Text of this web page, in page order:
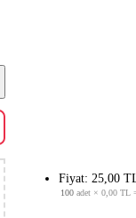
Fiyat: 25,00
100 adet × 0,00 TL